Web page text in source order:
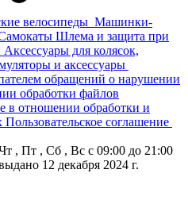
велосипеды Машинки-
Шлема и защита при
Аксессуары для колясок,
и аксессуары
обращений о нарушении
обработки файлов
в отношении обработки и
Пользовательское соглашение
, Пт , Сб , Вс c 09:00 до 21:00
12 декабря 2024 г.